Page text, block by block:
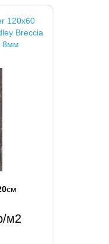
120x60
Breccia
8мм
см
м2